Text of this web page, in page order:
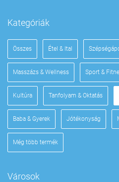
Kategóriák
Összes Étel & Ital
Masszázs & Wellness Sport &
Kultúra Tanfolyam & Oktatás
Baba & Gyerek Jótékonyság
Még több termék
Városok